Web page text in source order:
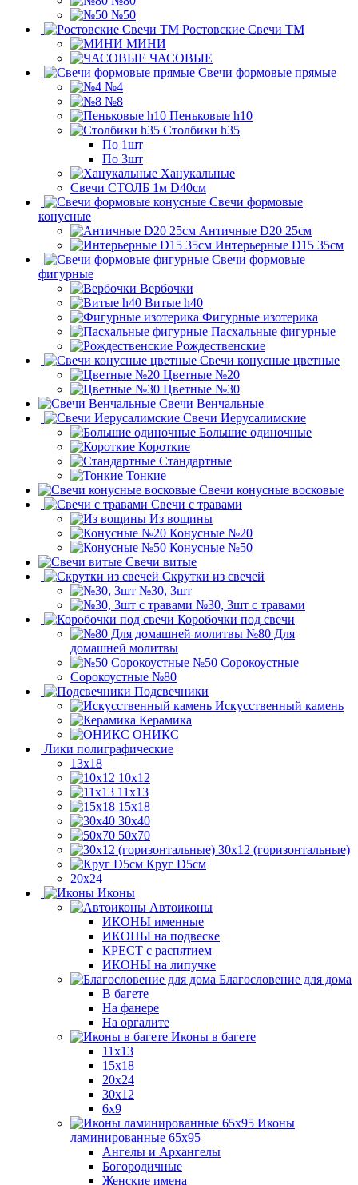
№50
Ростовские Свечи ТМ
МИНИ
ЧАСОВЫЕ
Свечи формовые прямые
№4
№8
Пеньковые h10
Столбики h35
По 1шт
По 3шт
Ханукальные
Свечи СТОЛБ 1м D40см
Свечи формовые
конусные
Античные D20 25см
Интерьерные D15 35см
Свечи формовые
фигурные
Вербочки
Витые h40
Фигурные изотерика
Пасхальные фигурные
Рождественские
Свечи конусные цветные
Цветные №20
Цветные №30
Свечи Венчальные
Свечи Иерусалимские
Большие одиночные
Короткие
Стандартные
Тонкие
Свечи конусные восковые
Свечи с травами
Из вощины
Конусные №20
Конусные №50
Свечи витые
Скрутки из свечей
№30, 3шт
№30, 3шт с травами
Коробочки под свечи
№80 Для
домашней молитвы
№50 Сорокоустные
Сорокоустные №80
Подсвечники
Искусственный камень
Керамика
ОНИКС
Лики полиграфические
13x18
10x12
11х13
15х18
30x40
50x70
30x12 (горизонтальные)
Круг D5см
20х24
Иконы
Автоиконы
ИКОНЫ именные
ИКОНЫ на подвеске
КРЕСТ с распятием
ИКОНЫ на липучке
Благословение для дома
В багете
На фанере
На оргалите
Иконы в багете
11x13
15x18
20x24
30х12
6x9
Иконы
ламинированные 65x95
Ангелы и Архангелы
Богородичные
Женские имена